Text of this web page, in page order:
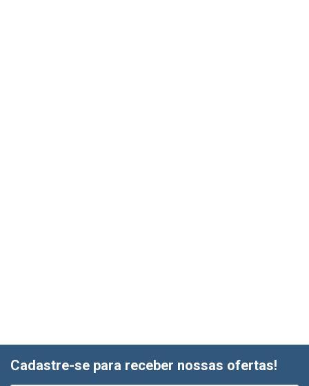
Cadastre-se para receber nossas ofertas!